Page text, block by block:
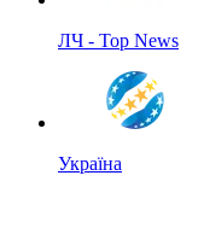
ЛЧ - Top News
Україна